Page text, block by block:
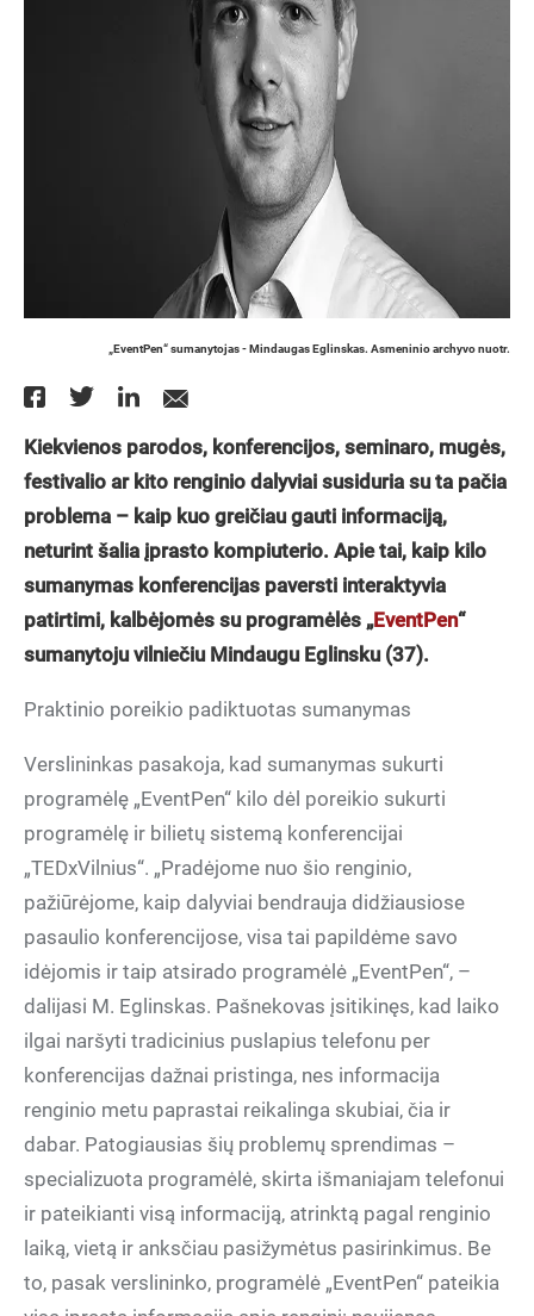
„EventPen“ sumanytojas - Mindaugas Eglinskas. Asmeninio archyvo nuotr.
Kiekvienos parodos, konferencijos, seminaro, mugės,
festivalio ar kito renginio dalyviai susiduria su ta pačia
problema – kaip kuo greičiau gauti informaciją,
neturint šalia įprasto kompiuterio. Apie tai, kaip kilo
sumanymas konferencijas paversti interaktyvia
patirtimi, kalbėjomės su programėlės „EventPen“
sumanytoju vilniečiu Mindaugu Eglinsku (37).
Praktinio poreikio padiktuotas sumanymas
Verslininkas pasakoja, kad sumanymas sukurti
programėlę „EventPen“ kilo dėl poreikio sukurti
programėlę ir bilietų sistemą konferencijai
„TEDxVilnius“. „Pradėjome nuo šio renginio,
pažiūrėjome, kaip dalyviai bendrauja didžiausiose
pasaulio konferencijose, visa tai papildėme savo
idėjomis ir taip atsirado programėlė „EventPen“, –
dalijasi M. Eglinskas. Pašnekovas įsitikinęs, kad laiko
ilgai naršyti tradicinius puslapius telefonu per
konferencijas dažnai pristinga, nes informacija
renginio metu paprastai reikalinga skubiai, čia ir
dabar. Patogiausias šių problemų sprendimas –
specializuota programėlė, skirta išmaniajam telefonui
ir pateikianti visą informaciją, atrinktą pagal renginio
laiką, vietą ir anksčiau pasižymėtus pasirinkimus. Be
to, pasak verslininko, programėlė „EventPen“ pateikia